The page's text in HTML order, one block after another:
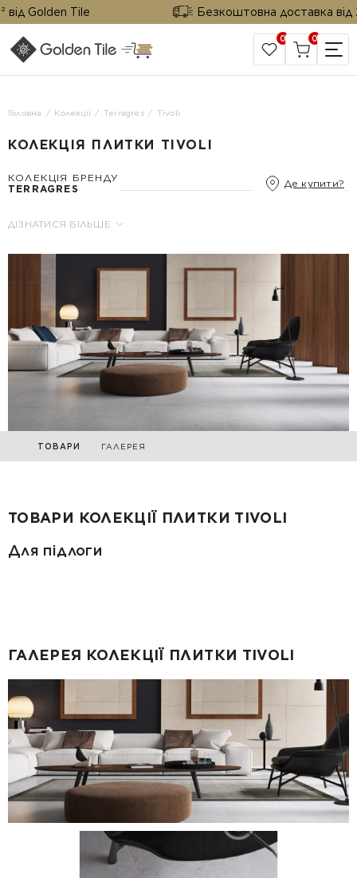
Golden Tile Безкоштовна доставка від
САЙТ КОМПАНІЇ
0 0
Головна Колекції Terragres Tivoli
КОЛЕКЦІЯ ПЛИТКИ TIVOLI
КОЛЕКЦІЯ БРЕНДУ
TERRAGRES
Де купити?
ДІЗНАТИСЯ БІЛЬШЕ
ТОВАРИ ГАЛЕРЕЯ
ТОВАРИ КОЛЕКЦІЇ ПЛИТКИ TIVOLI
Для підлоги
ГАЛЕРЕЯ КОЛЕКЦІЇ ПЛИТКИ TIVOLI